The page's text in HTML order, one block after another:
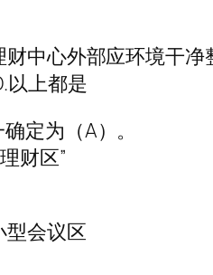
中心外部应环境干
以上都是
定为（A）。
财区”
型会议区